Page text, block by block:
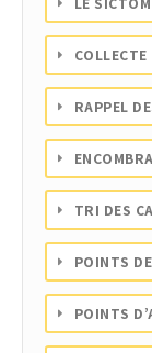
RAPPEL
TRI DES
POINTS
POINTS